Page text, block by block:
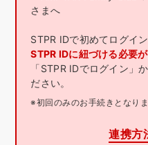
さまへ
STPR IDで初めてログイン
STPR IDに紐づける必要が
「STPR IDでログイン」
ださい。
※初回のみのお手続きとなりま
連携方